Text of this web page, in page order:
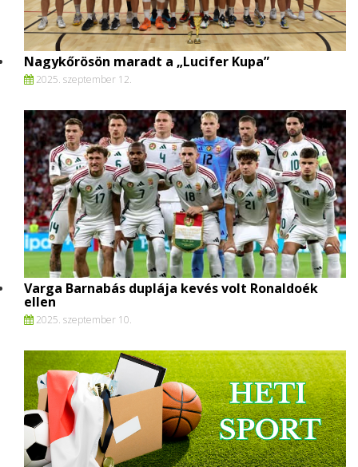
Nagykőrösön maradt a „Lucifer Kupa”
2025. szeptember 12.
Varga Barnabás duplája kevés volt Ronaldoék
ellen
2025. szeptember 10.